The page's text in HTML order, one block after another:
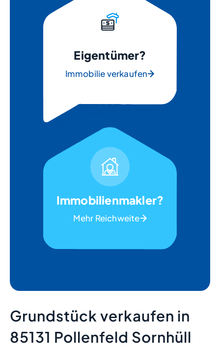
Eigentümer?
Immobilie verkaufen
Immobilienmakler?
Mehr Reichweite
Grundstück verkaufen in
85131 Pollenfeld Sornhüll